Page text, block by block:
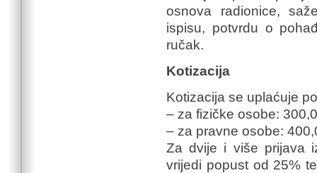
osnova radionice,
ispisu, potvrdu o
ručak.
Kotizacija
Kotizacija se uplaćuje
– za fizičke osobe:
– za pravne osobe:
Za dvije i više prijava
vrijedi popust od 25%